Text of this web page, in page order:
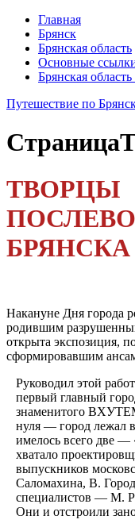
Главная
Брянск
Брянская область
Основные
Брянская
Путешествие по
Страница
ТВОРЦЫ
БРЯНСКА
Накануне Дня города
родившим
от­крыта экспозиция,
сформировавшим
Руководил этой
первый главный
знаменитого
нуля — город лежал
имелось всего две —
хватало
выпускников
Саломахина, В.
специалистов — М.
Они и отстроили